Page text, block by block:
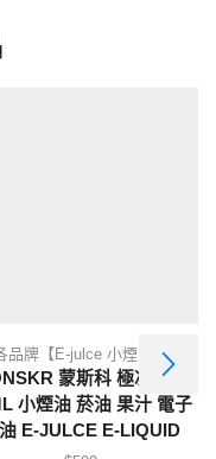
品牌【E-julce 小煙油】
蒙斯科 極凍系列
小煙油 菸油 果汁 電子
E-JULCE E-LIQUID